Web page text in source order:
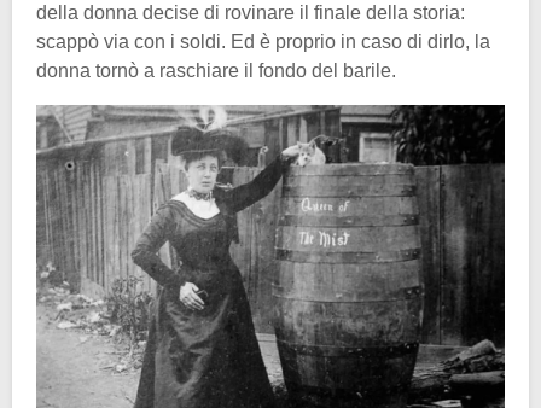
della donna decise di rovinare il finale della storia:
scappò via con i soldi. Ed è proprio in caso di dirlo, la
donna tornò a raschiare il fondo del barile.